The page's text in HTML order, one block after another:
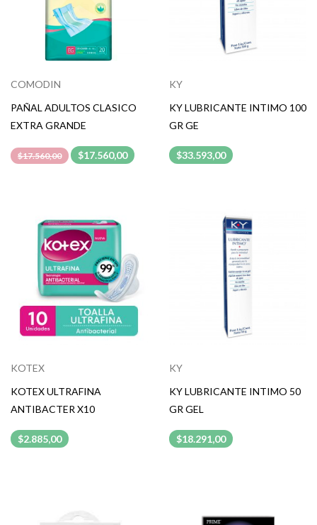
COMODIN
PAÑAL ADULTOS CLASICO
EXTRA GRANDE
$17.560,00 $17.560,00
KY
KY LUBRICANTE INTIMO 100
GR GE
$33.593,00
KOTEX
KOTEX ULTRAFINA
ANTIBACTER X10
$2.885,00
KY
KY LUBRICANTE INTIMO 50
GR GEL
$18.291,00